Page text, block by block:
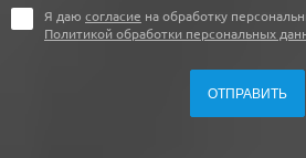
Я даю согласие на обработку
Политикой обработки персональных